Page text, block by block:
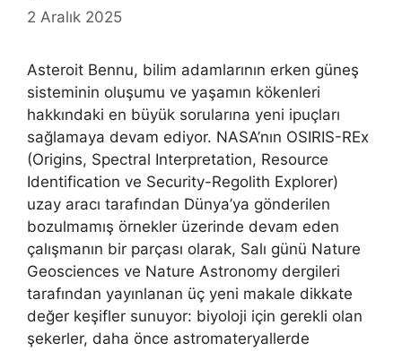
2 Aralık 2025
Asteroit Bennu, bilim adamlarının erken güneş
sisteminin oluşumu ve yaşamın kökenleri
hakkındaki en büyük sorularına yeni ipuçları
sağlamaya devam ediyor. NASA’nın OSIRIS-REx
(Origins, Spectral Interpretation, Resource
Identification ve Security-Regolith Explorer)
uzay aracı tarafından Dünya’ya gönderilen
bozulmamış örnekler üzerinde devam eden
çalışmanın bir parçası olarak, Salı günü Nature
Geosciences ve Nature Astronomy dergileri
tarafından yayınlanan üç yeni makale dikkate
değer keşifler sunuyor: biyoloji için gerekli olan
şekerler, daha önce astromateryallerde